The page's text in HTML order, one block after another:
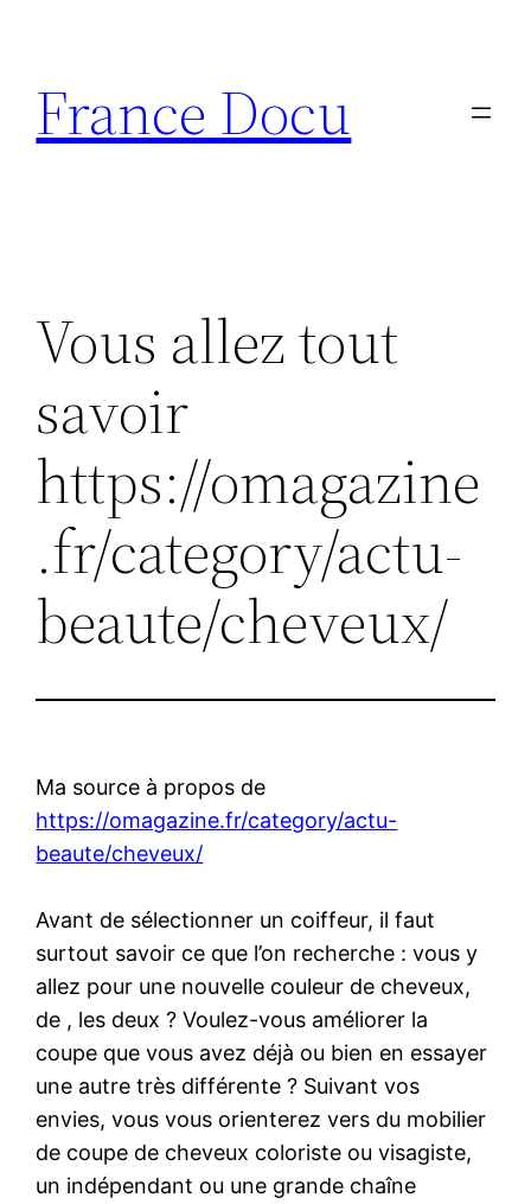
contenu
France Docu
Vous allez tout
savoir
https://omagazine
.fr/category/actu-
beaute/cheveux/
Ma source à propos de
https://omagazine.fr/category/actu-
beaute/cheveux/
Avant de sélectionner un coiffeur, il faut
surtout savoir ce que l’on recherche : vous y
allez pour une nouvelle couleur de cheveux,
de , les deux ? Voulez-vous améliorer la
coupe que vous avez déjà ou bien en essayer
une autre très différente ? Suivant vos
envies, vous vous orienterez vers du mobilier
de coupe de cheveux coloriste ou visagiste,
un indépendant ou une grande chaîne